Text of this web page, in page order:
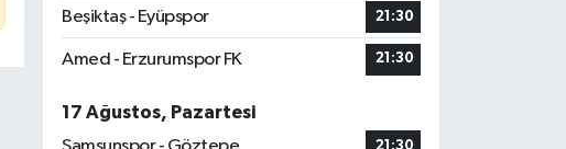
Beşiktaş - Eyüpspor 21:30
Amed - Erzurumspor FK 21:30
17 Ağustos, Pazartesi
21:30